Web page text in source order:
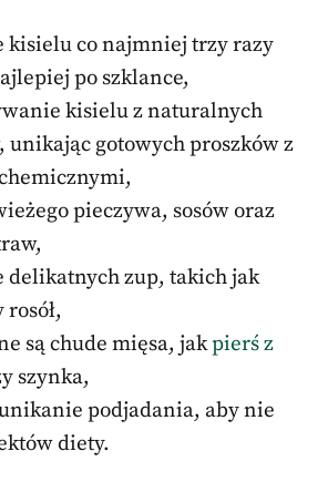
kisielu co najmniej trzy razy
po szklance,
kisielu z naturalnych
unikając gotowych proszków z
pieczywa, sosów oraz
delikatnych zup, takich jak
są chude mięsa, jakpierś z
szynka,
podjadania, aby nie
diety.